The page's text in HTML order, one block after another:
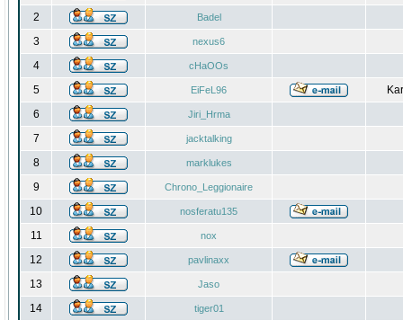
2 Badel
3 nexus6
4 cHaOOs
5 EiFeL96
6
Jiri_Hrma
7 jacktalking
8 marklukes
9 Chrono_Leggionaire
10 nosferatu135
11 nox
12 pavlinaxx
13 Jaso
14 tiger01